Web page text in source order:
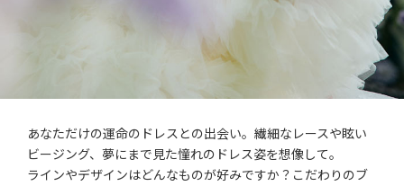
あなただけの運命のドレスとの出会い。繊細なレースや眩い
ビージング、夢にまで見た憧れのドレス姿を想像して。
ラインやデザインはどんなものが好みですか？こだわりのブ